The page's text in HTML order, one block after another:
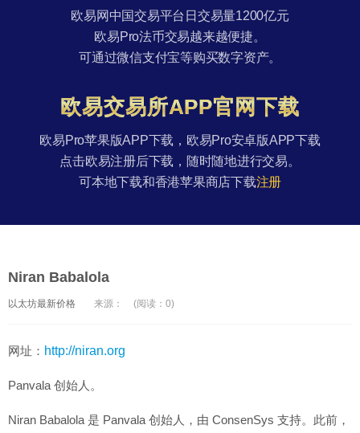
欧易网中国交易平台日交易量1200亿元
欧易Pro法币交易越来越便捷。
可通过微信支付宝等购买数字资产。
欧易交易所APP官网下载
欧易Pro苹果版APP下载，欧易Pro安卓版APP下载
点击欧易注册后下载，随时随地进行交易。
可本地下载和香港苹果商店下载注册
Niran Babalola
以太坊最新价格 来源： (阅读：0)
网址： http://niran.org
Panvala 创始人。
Niran Babalola 是 Panvala 创始人，由 ConsenSys 支持。此前，